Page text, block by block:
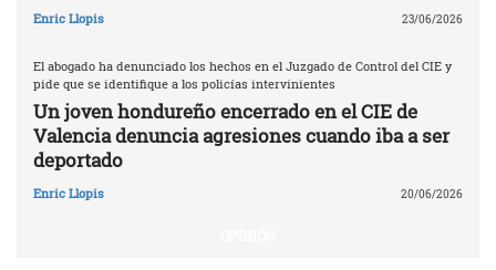
Enric Llopis 23/06/2026
El abogado ha denunciado los hechos en el Juzgado de Control del CIE y
pide que se identifique a los policías intervinientes
Un joven hondureño encerrado en el CIE de
Valencia denuncia agresiones cuando iba a ser
deportado
Enric Llopis 20/06/2026